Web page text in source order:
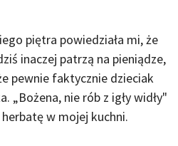
piętra powiedziała mi, że
inaczej patrzą na pieniądze,
pewnie faktycznie dzieciak
„Bożena, nie rób z igły widły"
w mojej kuchni.